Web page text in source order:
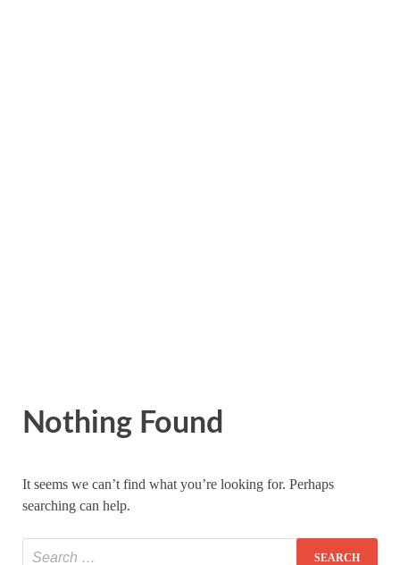
Nothing Found
It seems we can’t find what you’re looking for. Perhaps
searching can help.